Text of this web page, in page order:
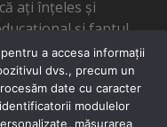
ați înțeles și
și faptul
pentru
a accesa informații
dvs., precum un
date cu caracter
modulelor
măsurarea